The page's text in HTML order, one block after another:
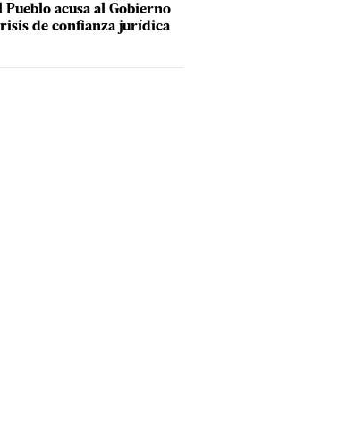
Pueblo acusa al Gobierno
de confianza jurídica